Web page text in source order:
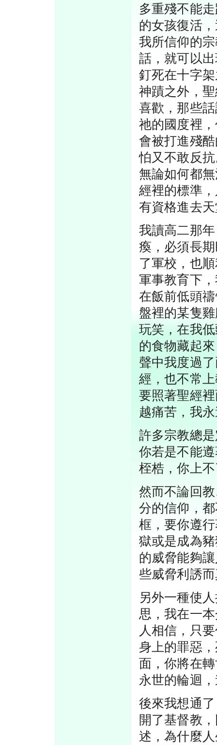
多重殘不能
的女孩復活
我所信仰的
話，就可以
釘死在十字
神蹟之外，
喜歡，那些
祂的國度裡
會被打進殘
怕又不敢反
無論如何都
經裡的標準
有資格進去
我讀高二那
瘓，必須長
了軍校，也
軍事教育下
在飯前低頭
盤裡的某隻
玩笑，在我
的食物藏起
聲中我度過
經，也不常
要照著聖經
越痛苦，我
許多宗教總
你若是不能
桎梏，你上
然而不論回
分的信仰，
框，要你遵
獄或是成為
的威脅能夠
些威脅利誘
另外一種使
思，我在一
人相信，只
身上的罪惡
面，你將在
永世的輪迴
後來我想通
開了基督教
述，為什麼